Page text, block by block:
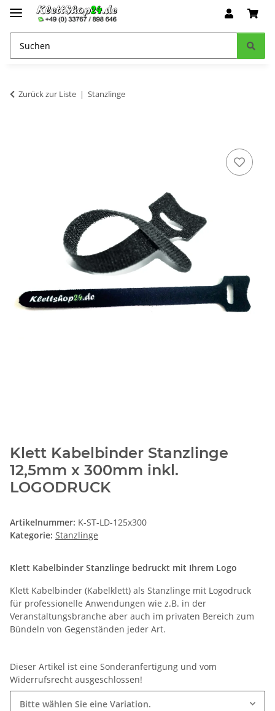
Zurück zur Liste Stanzlinge
Klett Kabelbinder Stanzlinge
12,5mm x 300mm inkl.
LOGODRUCK
Artikelnummer: K-ST-LD-125x300
Kategorie: Stanzlinge
Klett Kabelbinder Stanzlinge bedruckt mit Ihrem Logo
Klett Kabelbinder (Kabelklett) als Stanzlinge mit Logodruck
für professionelle Anwendungen wie z.B. in der
Veranstaltungsbranche aber auch im privaten Bereich zum
Bündeln von Gegenständen jeder Art.
Dieser Artikel ist eine Sonderanfertigung und vom
Widerrufsrecht ausgeschlossen!
Bitte wählen Sie eine Variation.